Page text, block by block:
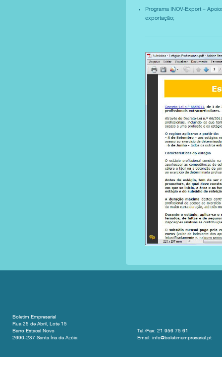
Programa INOV-Export –
exportação;
Boletim Empresarial
Rua 25 de Abril, Lote 15
Barro Estacal Novo
2690-237 Santa Íria de Azóia
Tel./Fax: 21 956 75 61
Email: info@boletimempresarial.pt